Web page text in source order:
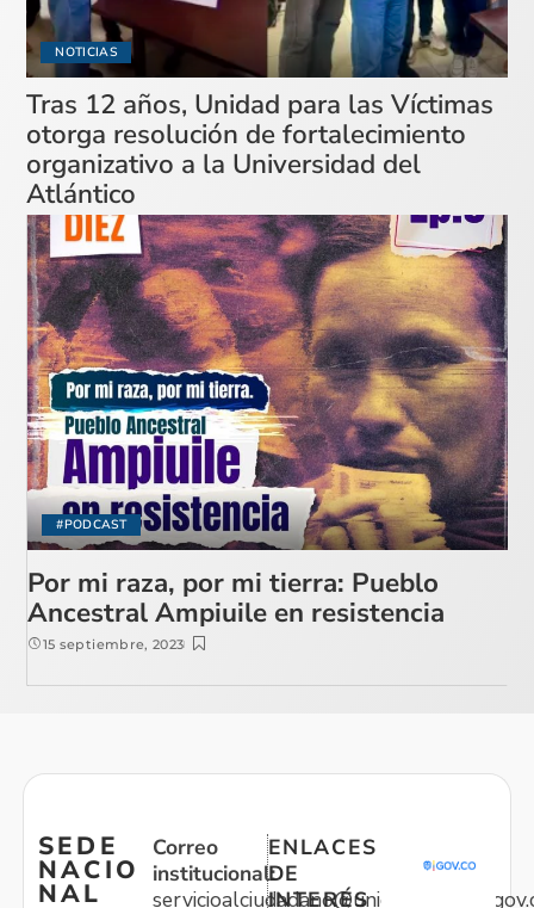
NOTICIAS
Tras 12 años, Unidad para las Víctimas
otorga resolución de fortalecimiento
organizativo a la Universidad del
Atlántico
#PODCAST
Por mi raza, por mi tierra: Pueblo
Ancestral Ampiuile en resistencia
15 septiembre, 2023
SEDE
NACIO
NAL
Correo
institucional:
ENLACES
DE
INTERÉS